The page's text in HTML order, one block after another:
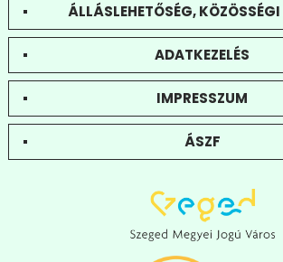
ÁLLÁSLEHETŐSÉG,
ADATKEZELÉS
IMPRESSZUM
ÁSZF